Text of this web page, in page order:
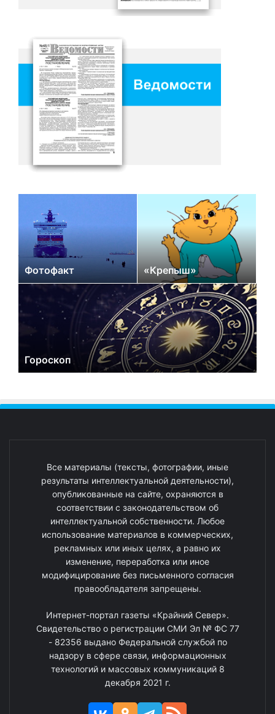
Фотофакт «Крепыш»
Гороскоп
Все материалы (тексты, фотографии, иные
результаты интеллектуальной деятельности),
опубликованные на сайте, охраняются в
соответствии с законодательством об
интеллектуальной собственности. Любое
использование материалов в коммерческих,
рекламных или иных целях, а равно их
изменение, переработка или иное
модифицирование без письменного согласия
правообладателя запрещены.
Интернет-портал газеты «Крайний Север».
Свидетельство о регистрации СМИ Эл № ФС 77
- 82356 выдано Федеральной службой по
надзору в сфере связи, информационных
технологий и массовых коммуникаций 8
декабря 2021 г.